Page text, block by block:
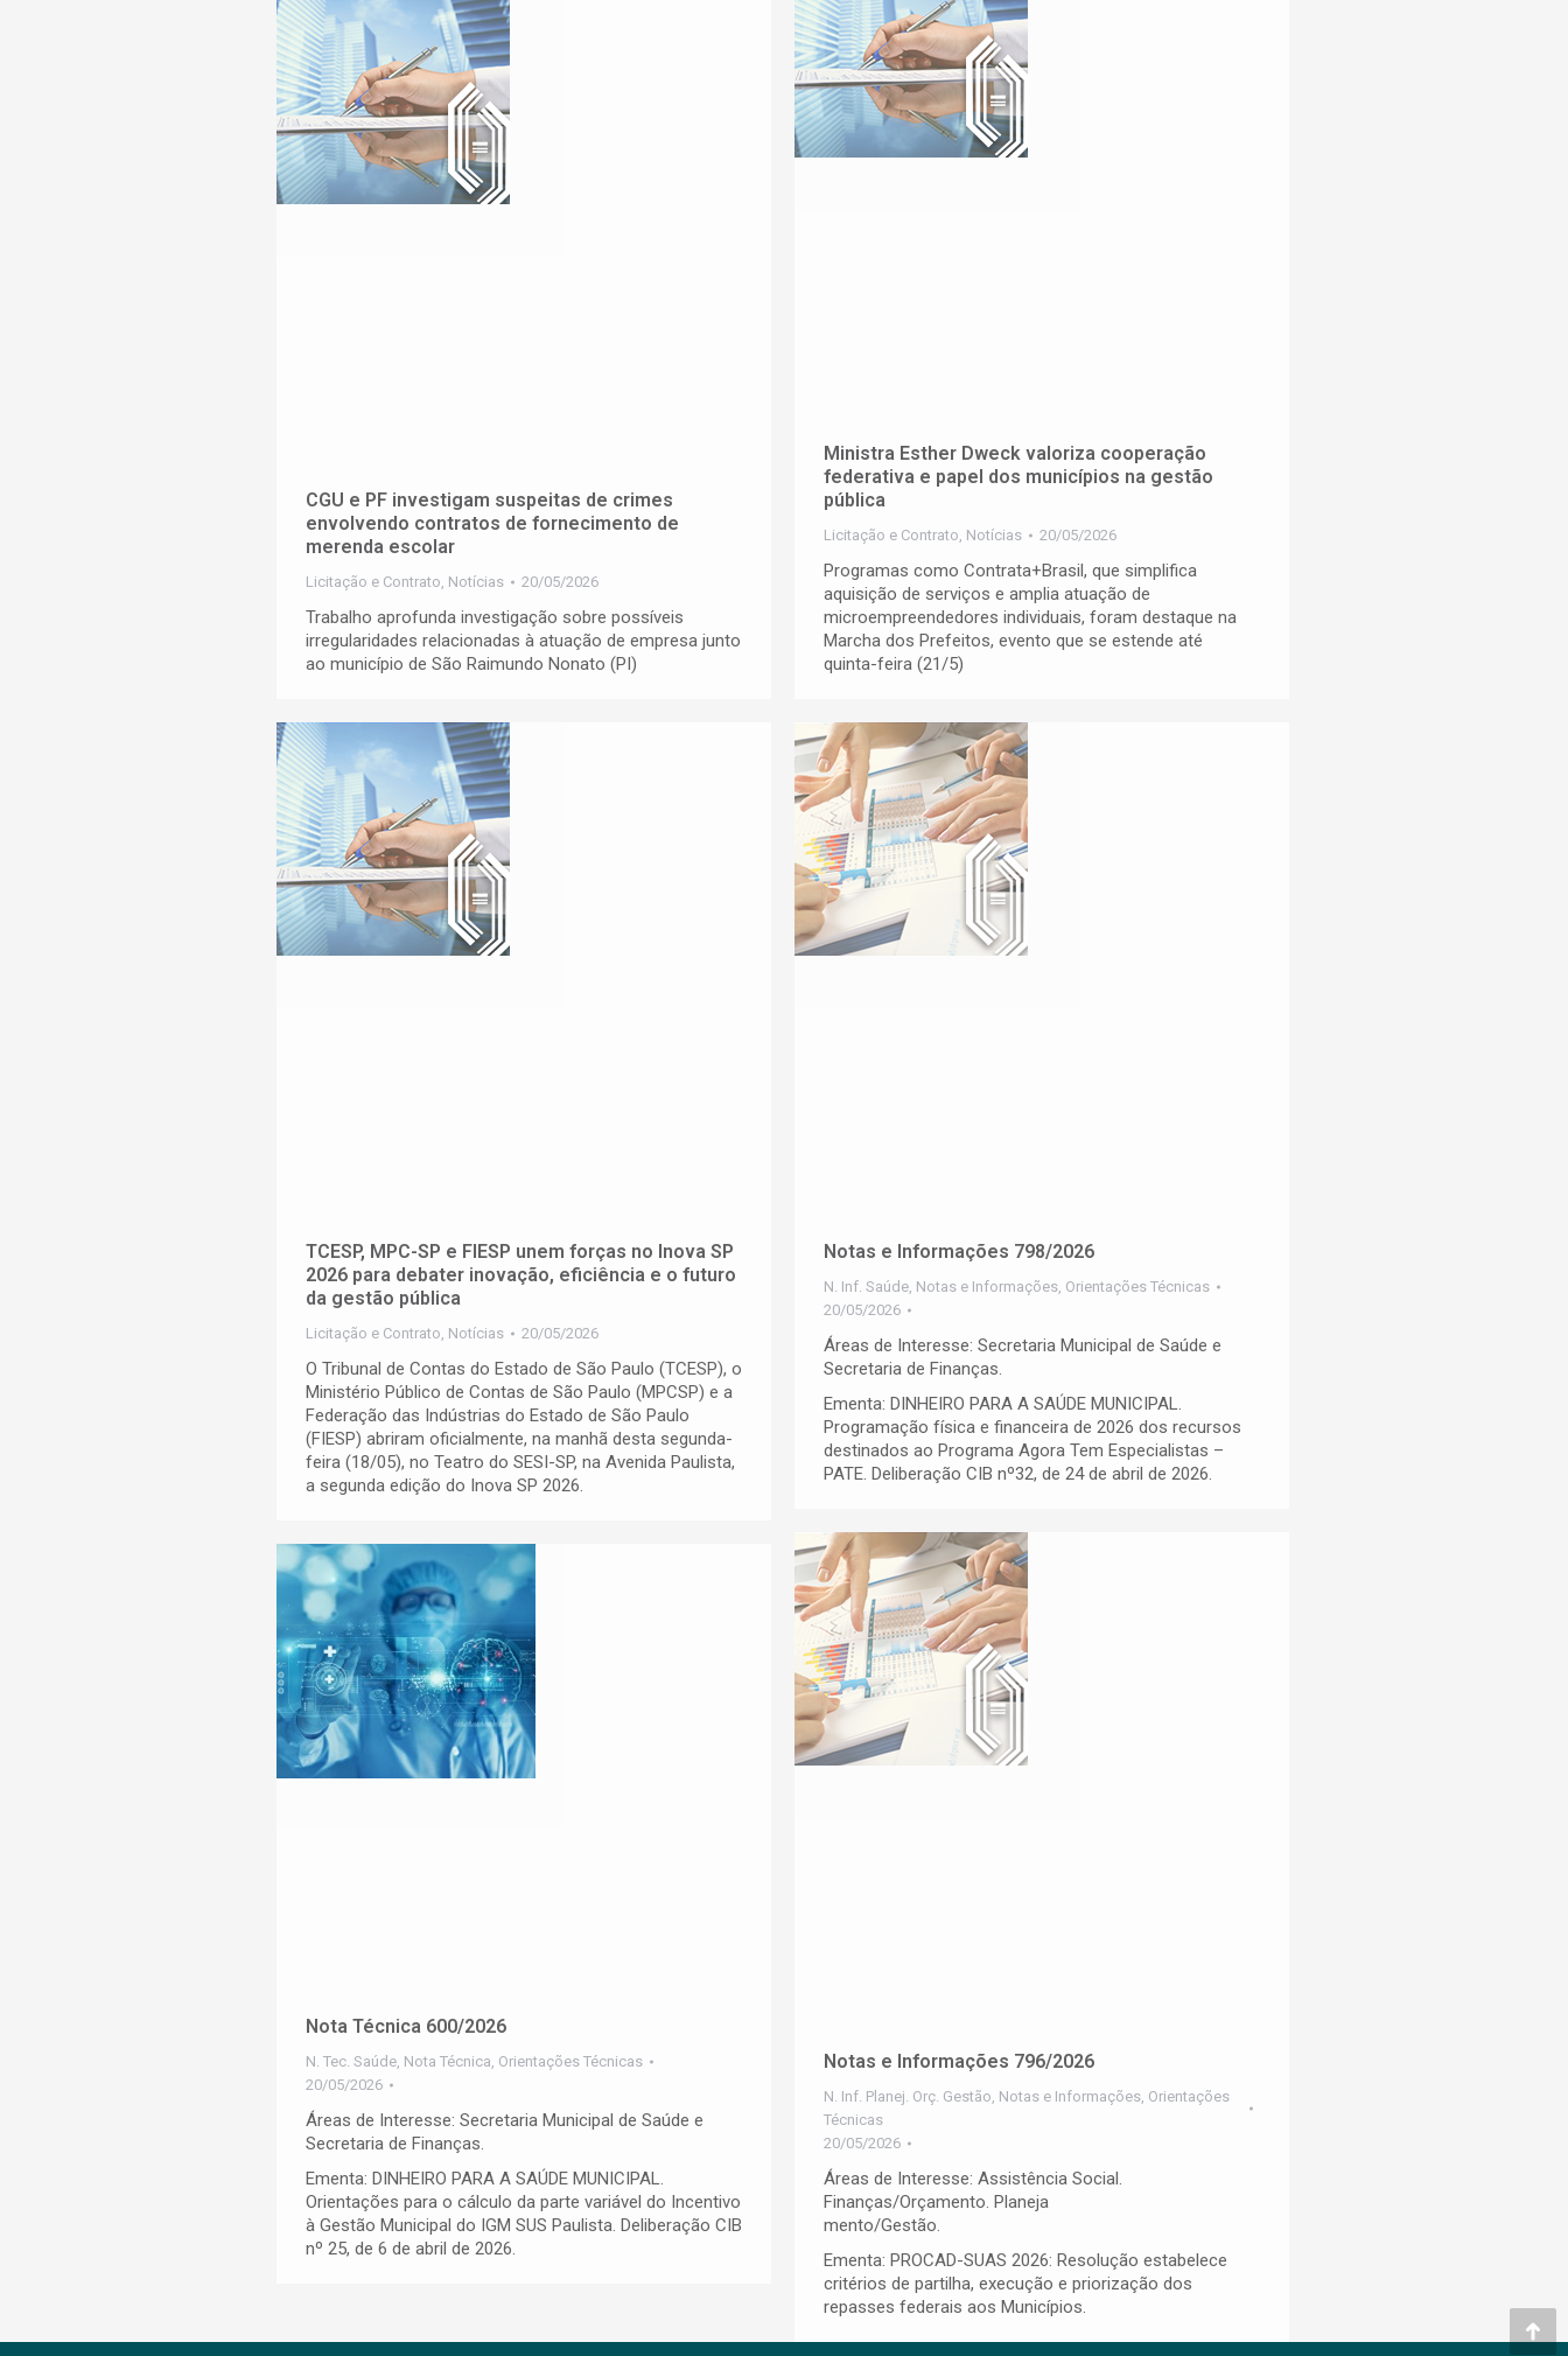
Ministra Esther Dweck valoriza cooperação
federativa e papel dos municípios na gestão
pública
Licitação e Contrato, Notícias 20/05/2026
Programas como Contrata+Brasil, que simplifica
aquisição de serviços e amplia atuação de
microempreendedores individuais, foram destaque na
Marcha dos Prefeitos, evento que se estende até
quinta-feira (21/5)
CGU e PF investigam suspeitas de crimes
envolvendo contratos de fornecimento de
merenda escolar
Licitação e Contrato, Notícias 20/05/2026
Trabalho aprofunda investigação sobre possíveis
irregularidades relacionadas à atuação de empresa junto
ao município de São Raimundo Nonato (PI)
TCESP, MPC-SP e FIESP unem forças no Inova SP
2026 para debater inovação, eficiência e o futuro
da gestão pública
Licitação e Contrato, Notícias 20/05/2026
O Tribunal de Contas do Estado de São Paulo (TCESP), o
Ministério Público de Contas de São Paulo (MPCSP) e a
Federação das Indústrias do Estado de São Paulo
(FIESP) abriram oficialmente, na manhã desta segunda-
feira (18/05), no Teatro do SESI-SP, na Avenida Paulista,
a segunda edição do Inova SP 2026.
Notas e Informações 798/2026
N. Inf. Saúde, Notas e Informações, Orientações Técnicas
20/05/2026
Áreas de Interesse: Secretaria Municipal de Saúde e
Secretaria de Finanças.
Ementa: DINHEIRO PARA A SAÚDE MUNICIPAL.
Programação física e financeira de 2026 dos recursos
destinados ao Programa Agora Tem Especialistas –
PATE. Deliberação CIB nº32, de 24 de abril de 2026.
Notas e Informações 796/2026
N. Inf. Planej. Orç. Gestão, Notas e Informações, Orientações
Técnicas
20/05/2026
Áreas de Interesse: Assistência Social.
Finanças/Orçamento. Planeja
mento/Gestão.
Ementa: PROCAD-SUAS 2026: Resolução estabelece
critérios de partilha, execução e priorização dos
repasses federais aos Municípios.
Nota Técnica 600/2026
N. Tec. Saúde, Nota Técnica, Orientações Técnicas
20/05/2026
Áreas de Interesse: Secretaria Municipal de Saúde e
Secretaria de Finanças.
Ementa: DINHEIRO PARA A SAÚDE MUNICIPAL.
Orientações para o cálculo da parte variável do Incentivo
à Gestão Municipal do IGM SUS Paulista. Deliberação CIB
nº 25, de 6 de abril de 2026.
Go